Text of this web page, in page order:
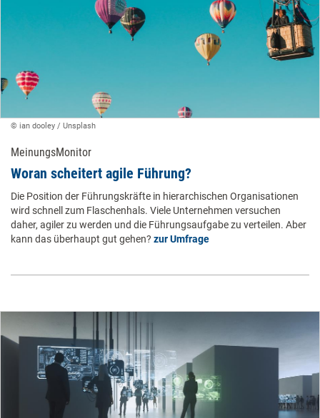
© ​ian dooley / Unsplash ​
MeinungsMonitor
​Woran scheitert agile Führung? ​
Die Position der Führungskräfte in hierarchischen Organisationen
wird schnell zum Flaschenhals. Viele Unternehmen versuchen
daher, agiler zu werden und die Führungsaufgabe zu verteilen. Aber
kann das überhaupt gut gehen? zur Umfrage